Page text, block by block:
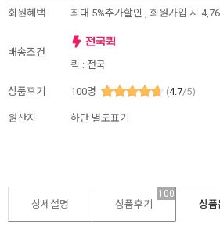
회원혜택 최대 5%추가할인 , 회원가입 시
배송조건
퀵 : 전국
상품후기 100명 (4.7/5)
원산지 하단 별도표기
상세설명 상품후기
100
상품